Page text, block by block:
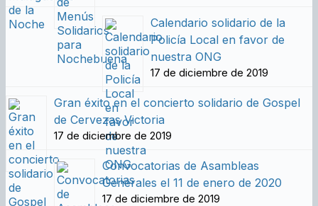
Calendario solidario de la
Policía Local en favor de
nuestra ONG
17 de diciembre de 2019
Gran éxito en el concierto solidario de Gospel
de Cervezas Victoria
17 de diciembre de 2019
Convocatorias de Asambleas
Generales el 11 de enero de 2020
17 de diciembre de 2019